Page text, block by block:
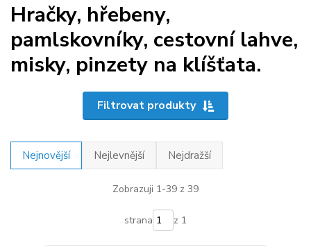
Hračky, hřebeny,
pamlskovníky, cestovní lahve,
misky, pinzety na klíšťata.
Filtrovat produkty
Nejnovější Nejlevnější Nejdražší
Zobrazuji 1-39 z 39
strana z 1